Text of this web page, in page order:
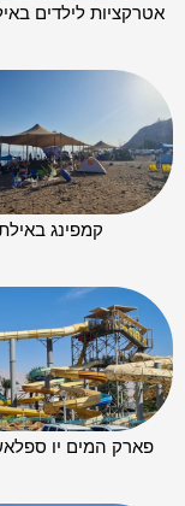
אטרקציות לילדים
קמפינג
פארק המים יו